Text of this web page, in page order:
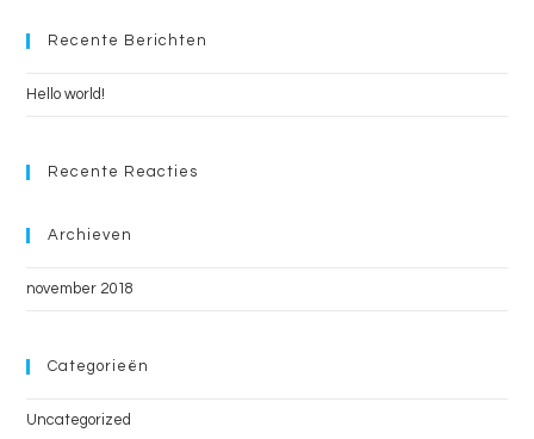
Recente Berichten
Hello world!
Recente Reacties
Archieven
november 2018
Categorieën
Uncategorized